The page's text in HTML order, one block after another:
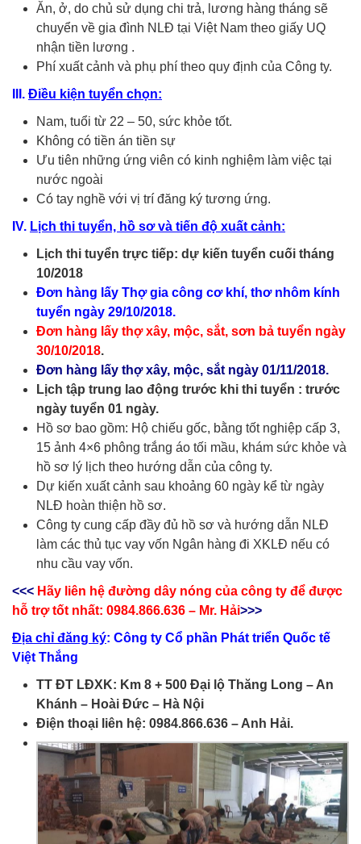
Ăn, ở, do chủ sử dụng chi trả, lương hàng tháng sẽ
chuyển về gia đình NLĐ tại Việt Nam theo giấy UQ
nhận tiền lương .
Phí xuất cảnh và phụ phí theo quy định của Công ty.
III. Điều kiện tuyển chọn:
Nam, tuổi từ 22 – 50, sức khỏe tốt.
Không có tiền án tiền sự
Ưu tiên những ứng viên có kinh nghiệm làm việc tại
nước ngoài
Có tay nghề với vị trí đăng ký tương ứng.
IV. Lịch thi tuyển, hồ sơ và tiến độ xuất cảnh:
Lịch thi tuyển trực tiếp: dự kiến tuyển cuối tháng
10/2018
Đơn hàng lấy Thợ gia công cơ khí, thơ nhôm kính
tuyển ngày 29/10/2018.
Đơn hàng lấy thợ xây, mộc, sắt, sơn bả tuyển ngày
30/10/2018.
Đơn hàng lấy thợ xây, mộc, sắt ngày 01/11/2018.
Lịch tập trung lao động trước khi thi tuyển : trước
ngày tuyển 01 ngày.
Hồ sơ bao gồm: Hộ chiếu gốc, bằng tốt nghiệp cấp 3,
15 ảnh 4×6 phông trắng áo tối mầu, khám sức khỏe và
hồ sơ lý lịch theo hướng dẫn của công ty.
Dự kiến xuất cảnh sau khoảng 60 ngày kể từ ngày
NLĐ hoàn thiện hồ sơ.
Công ty cung cấp đầy đủ hồ sơ và hướng dẫn NLĐ
làm các thủ tục vay vốn Ngân hàng đi XKLĐ nếu có
nhu cầu vay vốn.
<<< Hãy l iên hệ đường dây nóng của công ty để được
hỗ trợ tốt nhất: 0984.866.636 – Mr. Hải>>>
Địa chỉ đăng ký: Công ty Cổ phần Phát triển Quốc tế
Việt Thắng
TT ĐT LĐXK: Km 8 + 500 Đại lộ Thăng Long – An
Khánh – Hoài Đức – Hà Nội
Điện thoại liên hệ: 0984.866.636 – Anh Hải.